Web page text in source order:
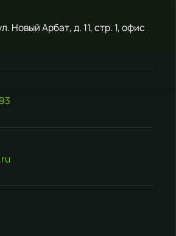
Новый Арбат, д. 11, стр. 1, офис